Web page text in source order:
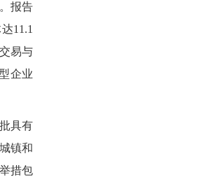
报告
11.1
易与
企业
具有
镇和
措包